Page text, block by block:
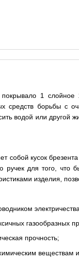
покрывало 1
средств борьбы с
водой или другой
собой кусок
ручек для того, что
изделия,
газообразных
прочность;
веществам